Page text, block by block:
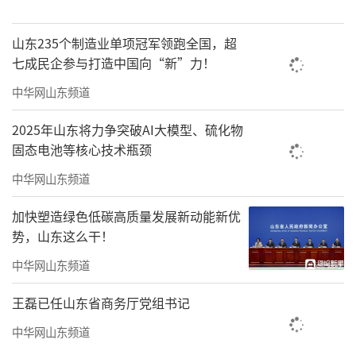
山东235个制造业单项冠军领跑全国，超
七成民企参与打造中国向“新”力！
中华网山东频道
2025年山东将力争突破AI大模型、硫化物
固态电池等核心技术瓶颈
中华网山东频道
加快塑造绿色低碳高质量发展新动能新优
势，山东这么干！
中华网山东频道
王磊已任山东省商务厅党组书记
中华网山东频道